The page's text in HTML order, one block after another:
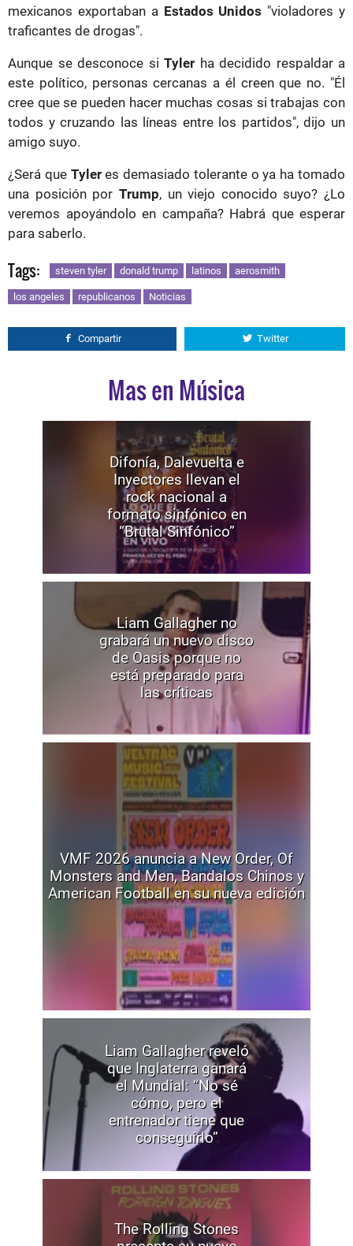
mexicanos exportaban a Estados Unidos "violadores y
traficantes de drogas".
Aunque se desconoce si Tyler ha decidido respaldar a
este político, personas cercanas a él creen que no. "Él
cree que se pueden hacer muchas cosas si trabajas con
todos y cruzando las líneas entre los partidos", dijo un
amigo suyo.
¿Será que Tyleres demasiado tolerante o ya ha tomado
una posición por Trump, un viejo conocido suyo? ¿Lo
veremos apoyándolo en campaña? Habrá que esperar
para saberlo.
Tags: steven tyler donald trump latinos aerosmith
los angeles republicanos Noticias
Compartir Twitter
Mas en Música
Difonía, Dalevuelta e
Inyectores llevan el
rock nacional a
formato sinfónico en
“Brutal Sinfónico”
Liam Gallagher no
grabará un nuevo disco
de Oasis porque no
está preparado para
las críticas
VMF 2026 anuncia a New Order, Of
Monsters and Men, Bandalos Chinos y
American Football en su nueva edición
Liam Gallagher reveló
que Inglaterra ganará
el Mundial: “No sé
cómo, pero el
entrenador tiene que
conseguirlo”
The Rolling Stones